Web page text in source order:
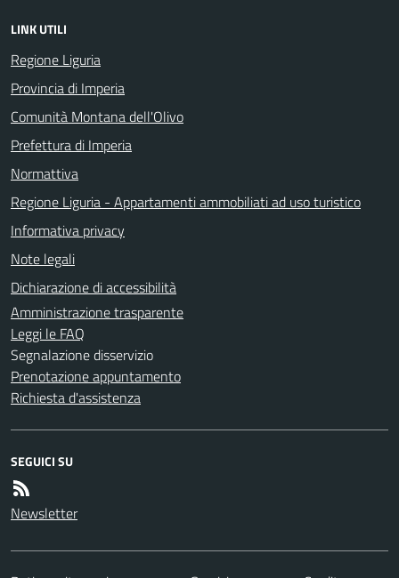
LINK UTILI
Regione Liguria
Provincia di Imperia
Comunità Montana dell'Olivo
Prefettura di Imperia
Normattiva
Regione Liguria - Appartamenti ammobiliati ad uso turistico
Informativa privacy
Note legali
Dichiarazione di accessibilità
Amministrazione trasparente
Leggi le FAQ
Segnalazione disservizio
Prenotazione appuntamento
Richiesta d'assistenza
SEGUICI SU
Newsletter